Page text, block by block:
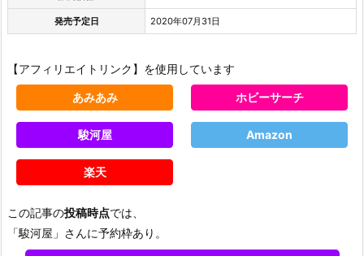
発売予定日 2020年07月31日
【アフィリエイトリンク】を使用しています
あみあみ ホビーサーチ
駿河屋 Amazon
楽天
この記事の投稿時点では、
「駿河屋」さんに予約枠あり。